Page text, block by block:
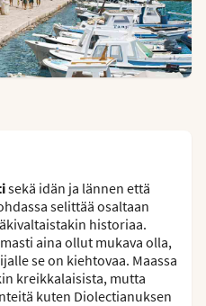
sekä idän ja lännen että
selittää osaltaan
historiaa.
aina ollut mukava olla,
se on kiehtovaa. Maassa
kreikkalaisista, mutta
kuten Diolectianuksen